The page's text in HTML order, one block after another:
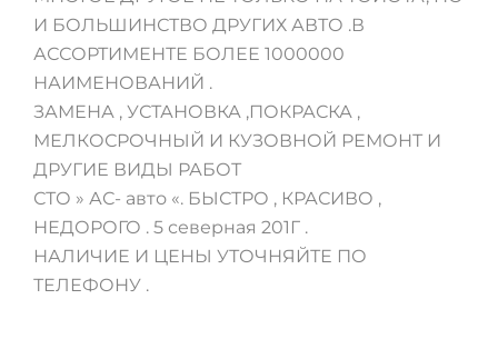
И БОЛЬШИНСТВО ДРУГИХ АВТО .В
АССОРТИМЕНТЕ БОЛЕЕ 1000000
НАИМЕНОВАНИЙ .
ЗАМЕНА , УСТАНОВКА ,ПОКРАСКА ,
МЕЛКОСРОЧНЫЙ И КУЗОВНОЙ РЕМОНТ И
ДРУГИЕ ВИДЫ РАБОТ
СТО » АС- авто «. БЫСТРО , КРАСИВО ,
НЕДОРОГО . 5 северная 201Г .
НАЛИЧИЕ И ЦЕНЫ УТОЧНЯЙТЕ ПО
ТЕЛЕФОНУ .